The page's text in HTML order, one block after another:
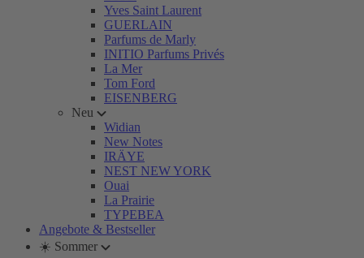
Yves Saint Laurent
GUERLAIN
Parfums de Marly
INITIO Parfums Privés
La Mer
Tom Ford
EISENBERG
Neu
Widian
New Notes
IRÄYE
NEST NEW YORK
Ouai
La Prairie
TYPEBEA
Angebote & Bestseller
☀️ Sommer